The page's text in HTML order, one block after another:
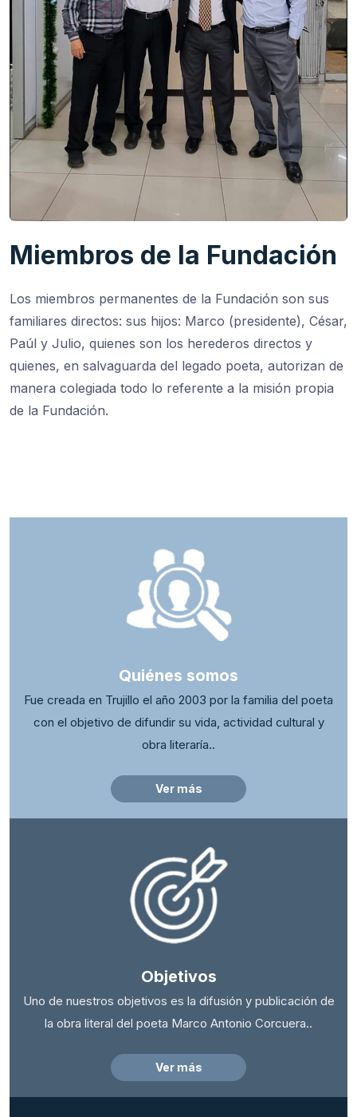
Miembros de la Fundación
Los miembros permanentes de la Fundación son sus
familiares directos: sus hijos: Marco (presidente), César,
Paúl y Julio, quienes son los herederos directos y
quienes, en salvaguarda del legado poeta, autorizan de
manera colegiada todo lo referente a la misión propia
de la Fundación.
Quiénes somos
Fue creada en Trujillo el año 2003 por la familia del poeta
con el objetivo de difundir su vida, actividad cultural y
obra literaría..
Ver más
Objetivos
Uno de nuestros objetivos es la difusión y publicación de
la obra literal del poeta Marco Antonio Corcuera..
Ver más